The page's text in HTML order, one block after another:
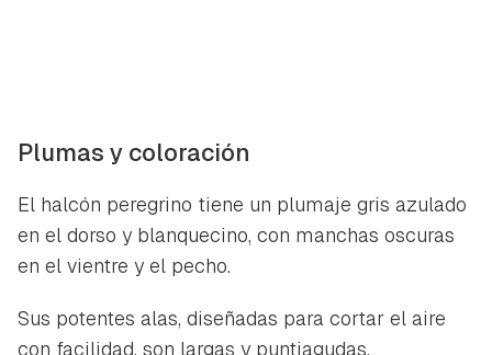
Plumas y coloración
El halcón peregrino tiene un plumaje gris azulado
en el dorso y blanquecino, con manchas oscuras
en el vientre y el pecho.
Sus potentes alas, diseñadas para cortar el aire
con facilidad, son largas y puntiagudas.